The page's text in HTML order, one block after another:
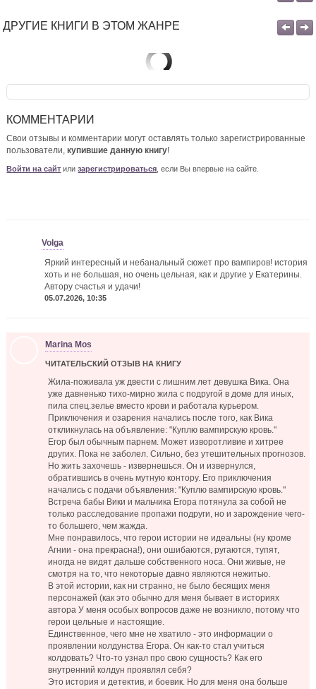
ДРУГИЕ КНИГИ В ЭТОМ ЖАНРЕ
КОММЕНТАРИИ
Свои отзывы и комментарии могут оставлять только зарегистрированные
пользователи,купившие данную книгу!
Войти на сайт илизарегистрироваться , если Вы впервые на сайте.
Volga
Яркий интересный и небанальный сюжет про вампиров! история
хоть и не большая, но очень цельная, как и другие у Екатерины.
Автору счастья и удачи!
05.07.2026, 10:35
Marina Mos
ЧИТАТЕЛЬСКИЙ ОТЗЫВ НА КНИГУ
Жила-поживала уж двести с лишним лет девушка Вика. Она
уже давненько тихо-мирно жила с подругой в доме для иных,
пила спец.зелье вместо крови и работала курьером.
Приключения и озарения начались после того, как Вика
откликнулась на объявление: "Куплю вампирскую кровь."
Егор был обычным парнем. Может изворотливие и хитрее
других. Пока не заболел. Сильно, без утешительных прогнозов.
Но жить захочешь - извернешься. Он и извернулся,
обратившись в очень мутную контору. Его приключения
начались с подачи объявления: "Куплю вампирскую кровь."
Встреча бабы Вики и мальчика Егора потянула за собой не
только расследование пропажи подруги, но и зарождение чего-
то большего, чем жажда.
Мне понравилось, что герои истории не идеальны (ну кроме
Агнии - она прекрасна!), они ошибаются, ругаются, тупят,
иногда не видят дальше собственного носа. Они живые, не
смотря на то, что некоторые давно являются нежитью.
В этой истории, как ни странно, не было бесящих меня
персонажей (как это обычно для меня бывает в историях
автора У меня особых вопросов даже не возникло, потому что
герои цельные и настоящие.
Единственное, чего мне не хватило - это информации о
проявлении колдунства Егора. Он как-то стал учиться
колдовать? Что-то узнал про свою сущность? Как его
внутренний колдун проявлял себя?
Это история и детектив, и боевик. Но для меня она больше